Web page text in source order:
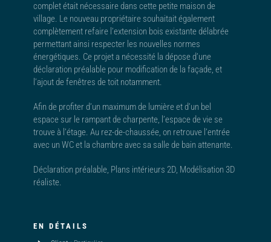
complet était nécessaire dans cette petite maison de
village. Le nouveau propriétaire souhaitait également
complètement refaire l’extension bois existante délabrée
permettant ainsi respecter les nouvelles normes
énergétiques. Ce projet a nécessité la dépose d’une
déclaration préalable pour modification de la façade, et
l’ajout de fenêtres de toit notamment.
Afin de profiter d’un maximum de lumière et d’un bel
espace sur le rampant de charpente, l’espace de vie se
trouve à l’étage. Au rez-de-chaussée, on retrouve l’entrée
avec un WC et la chambre avec sa salle de bain attenante.
Déclaration préalable, Plans intérieurs 2D, Modélisation 3D
réaliste.
EN DÉTAILS